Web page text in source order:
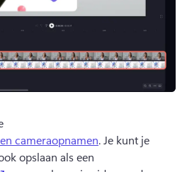
cameraopnamen. Je kunt je
opslaan als een